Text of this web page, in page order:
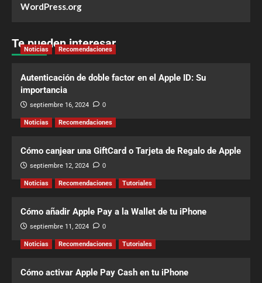
WordPress.org
Te pueden interesar
Noticias Recomendaciones
Autenticación de doble factor en el Apple ID: Su
importancia
septiembre 16, 2024 0
Noticias Recomendaciones
Cómo canjear una GiftCard o Tarjeta de Regalo de Apple
septiembre 12, 2024 0
Noticias Recomendaciones Tutoriales
Cómo añadir Apple Pay a la Wallet de tu iPhone
septiembre 11, 2024 0
Noticias Recomendaciones Tutoriales
Cómo activar Apple Pay Cash en tu iPhone